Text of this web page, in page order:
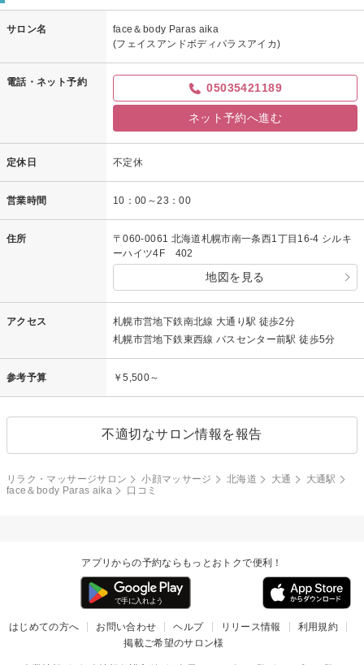
face＆body Paras aikaからの返信
暫く口コミ投稿に気づかずに返信遅くなり申し訳ございません。
高い評価して頂き大変嬉しく思います(*^^*)
コンテスト入賞おめでとうございます。素晴らしです！
あと玉葱ありがとうございました。
ツナのパスタに使って美味しく頂きました！
この度はお忙しい中貴重な口コミを頂きありがとうございました。
サロン名
face＆body Paras aika
(フェイスアンドボディパラスアイカ)
電話・ネット予約 05035421189
ネット予約へ進む
定休日 不定休
営業時間 10：00～23：00
住所
〒060-0061 北海道札幌市南一条西1丁目16-4 シルキ
ーハイツ4F 402
地図を見る
アクセス
札幌市営地下鉄南北線 大通り駅 徒歩2分
札幌市営地下鉄東西線 バスセンター前駅 徒歩5分
参考予算 ￥5,500～
不適切なサロン情報を報告
リラク・マッサージサロン 小顔マッサージ 北海道 大通
大通駅
face＆body Paras aika
口コミ
アプリからの予約ならもっとおトクで便利！
はじめての方へ お問い合わせ ヘルプ リリース情報
利用規約
掲載ご希望のサロン様